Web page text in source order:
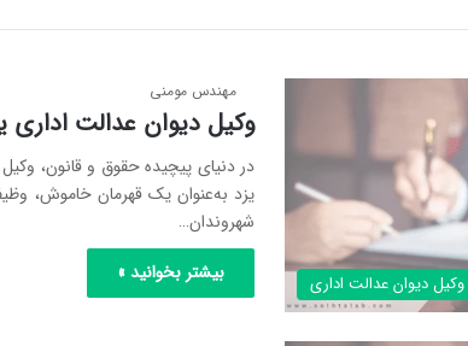
وکیل دیوان عدالت اداری
مهندس مومنی
وکیل دیوان عدالت اداری
در دنیای پیچیده حقوق و قانون،
یزد به‌عنوان یک قهرمان خاموش،
شهروندان…
بیشتر بخوانید »